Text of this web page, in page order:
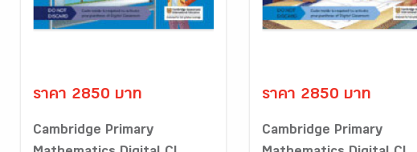
ราคา 2850 บาท
Cambridge Primary
ราคา 2850 บาท
Cambridge Primary